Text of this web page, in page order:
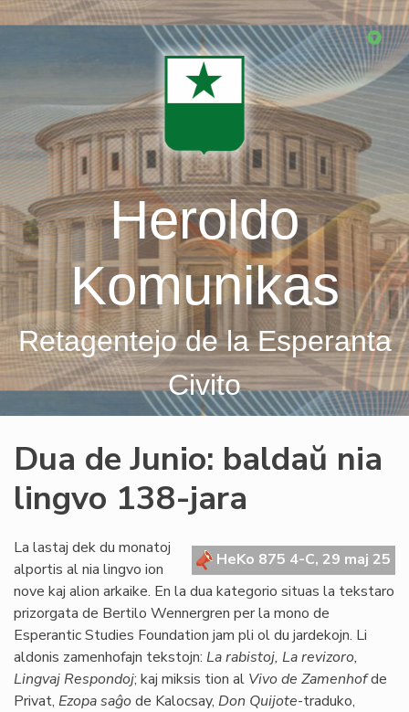
Skip
Heroldo
Komunikas
Retagentejo de la Esperanta
Civito
Dua de Junio: baldaŭ nia
lingvo 138-jara
HeKo 875 4-C, 29 maj 25
La lastaj dek du monatoj
alportis al nia lingvo ion
nove kaj alion arkaike. En la dua kategorio situas la tekstaro
prizorgata de Bertilo Wennergren per la mono de
Esperantic Studies Foundation jam pli ol du jardekojn. Li
aldonis zamenhofajn tekstojn: La rabistoj, La revizoro,
Lingvaj Respondoj; kaj miksis tion al Vivo de Zamenhofde
Privat, Ezopa saĝode Kalocsay, Don Quijote-traduko,